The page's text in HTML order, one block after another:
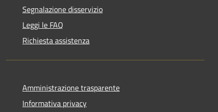
Segnalazione disservizio
Leggi le FAQ
Richiesta assistenza
Amministrazione trasparente
Informativa privacy